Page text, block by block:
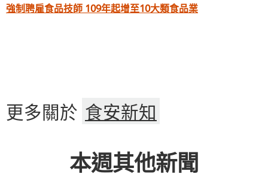
強制聘雇食品技師 109年起增至10大類食品業
更多關於 食安新知
本週其他新聞